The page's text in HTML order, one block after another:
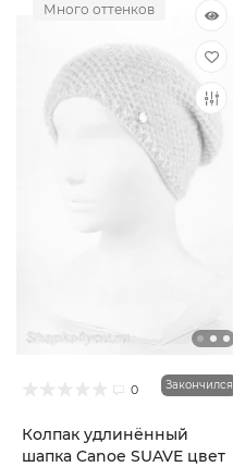
Много оттенков
0 Закончился
Колпак удлинённый
шапка Canoe SUAVE цвет